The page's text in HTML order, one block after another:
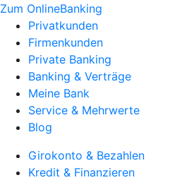
Zum OnlineBanking
Privatkunden
Firmenkunden
Private Banking
Banking & Verträge
Meine Bank
Service & Mehrwerte
Blog
Girokonto & Bezahlen
Kredit & Finanzieren